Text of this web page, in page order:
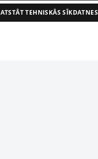
ATSTĀT TEHNISKĀS SĪKDATNES